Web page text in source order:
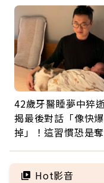
42歲牙醫睡夢中猝
揭最後對話「像快爆
掉」！這習慣恐是
命交換
Hot影音